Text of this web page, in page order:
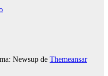
Newsup de Themeansar